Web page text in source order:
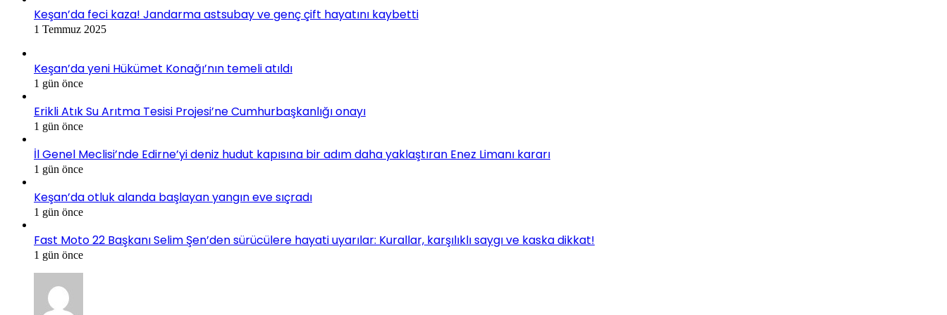
Keşan’da feci kaza! Jandarma astsubay ve genç çift hayatını kaybetti
1 Temmuz 2025
Keşan’da yeni Hükümet Konağı’nın temeli atıldı
1 gün önce
Erikli Atık Su Arıtma Tesisi Projesi’ne Cumhurbaşkanlığı onayı
1 gün önce
İl Genel Meclisi’nde Edirne’yi deniz hudut kapısına bir adım daha yaklaştıran Enez Limanı kararı
1 gün önce
Keşan’da otluk alanda başlayan yangın eve sıçradı
1 gün önce
Fast Moto 22 Başkanı Selim Şen’den sürücülere hayati uyarılar: Kurallar, karşılıklı saygı ve kaska dikkat!
1 gün önce